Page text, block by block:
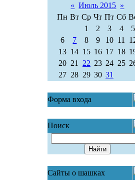
« Июль 2015 »
Пн Вт Ср Чт Пт Сб
1
2 3 4
5
6
7 8 9 10 11
13 14 15 16 17 18
20 21 22 23 24 25
27 28 29 30 31
Форма входа
Поиск
Сайты о шашках